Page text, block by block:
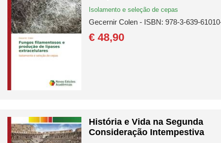
Isolamento e seleção de cepas
Gecernir Colen - ISBN: 978-3-639-
€ 48,90
História e Vida na Segunda
Consideração Intempestiva